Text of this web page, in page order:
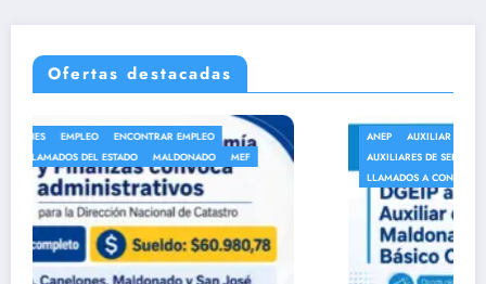
Ofertas destacadas
ANEP AUXILIAR DE LIMPIEZA
AUXILIAR DE SERVICIO
AUXILIARES DE SERVICIO
EMPLEO
ENCONTRAR EMPLEO
LLAMADOS A CONCURSO
LLAMADOS DEL ESTADO MALDONADO